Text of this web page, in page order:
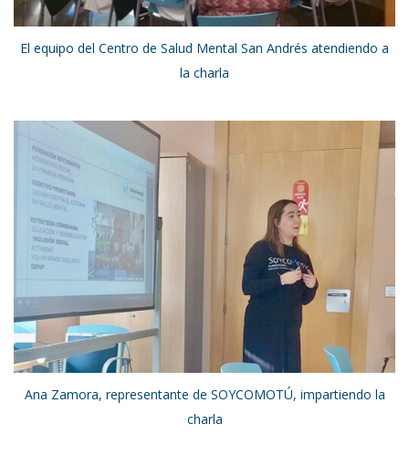
El equipo del Centro de Salud Mental San Andrés atendiendo a
la charla
Ana Zamora, representante de SOYCOMOTÚ, impartiendo la
charla